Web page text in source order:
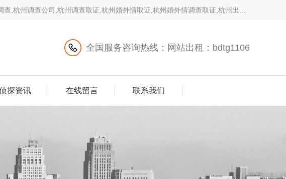
,杭州调查公司,杭州调查取证,杭州婚外情取证,杭州婚外情调查取证,杭州出轨
全国服务咨询热线：网站出租：bdtg1106
探资讯 在线留言 联系我们